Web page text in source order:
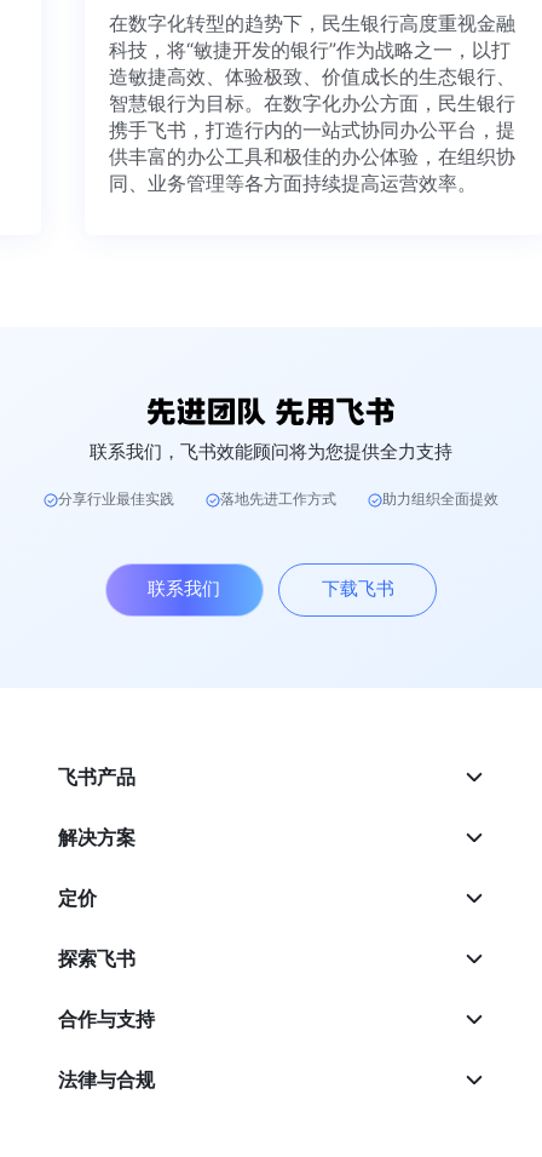
在数字化转型的趋势下，民生银行高度重视金融
科技，将“敏捷开发的银行”作为战略之一，以打
造敏捷高效、体验极致、价值成长的生态银行、
智慧银行为目标。在数字化办公方面，民生银行
携手飞书，打造行内的一站式协同办公平台，提
供丰富的办公工具和极佳的办公体验，在组织协
同、业务管理等各方面持续提高运营效率。
联系我们，飞书效能顾问将为您提供全力支持
分享行业最佳实践 落地先进工作方式 助力组织全面提效
联系我们 下载飞书
飞书产品
解决方案
定价
探索飞书
合作与支持
法律与合规